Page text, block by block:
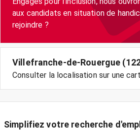
aux candidats en situation de
Villefranche-de-Rouergue
Consulter la localisation sur une
Simplifiez votre recherche